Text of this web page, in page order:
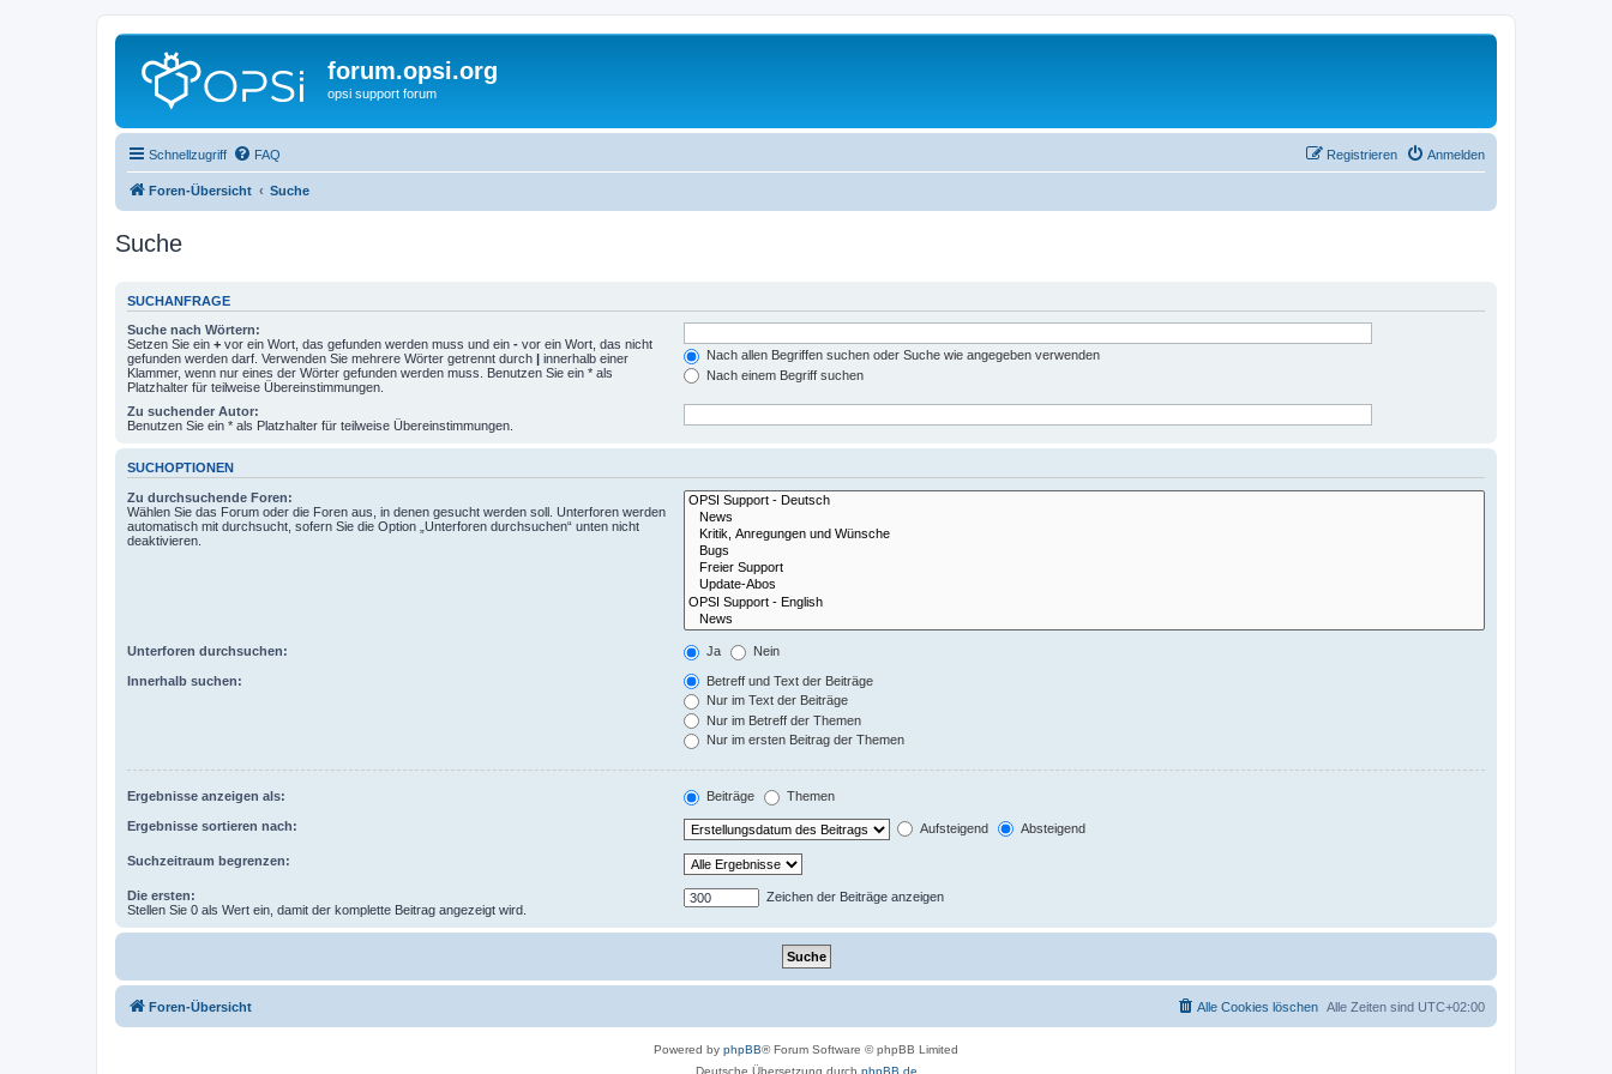
forum.opsi.org
opsi support forum
Schnellzugriff FAQ Anmelden
Registrieren
Foren-Übersicht Suche
Suche
SUCHANFRAGE
Suche nach Wörtern:
Setzen Sie ein + vor ein Wort, das gefunden werden muss und ein - vor ein Wort, das nicht
gefunden werden darf. Verwenden Sie mehrere Wörter getrennt durch | innerhalb einer
Klammer, wenn nur eines der Wörter gefunden werden muss. Benutzen Sie ein * als
Platzhalter für teilweise Übereinstimmungen.
Nach allen Begriffen suchen oder Suche wie angegeben verwenden
Nach einem Begriff suchen
Zu suchender Autor:
Benutzen Sie ein * als Platzhalter für teilweise Übereinstimmungen.
SUCHOPTIONEN
Zu durchsuchende Foren:
Wählen Sie das Forum oder die Foren aus, in denen gesucht werden soll. Unterforen werden
automatisch mit durchsucht, sofern Sie die Option „Unterforen durchsuchen“ unten nicht
deaktivieren.
Unterforen durchsuchen: Ja Nein
Innerhalb suchen:
Betreff und Text der Beiträge
Nur im Text der Beiträge
Nur im Betreff der Themen
Nur im ersten Beitrag der Themen
Ergebnisse anzeigen als: Beiträge Themen
Ergebnisse sortieren nach: Aufsteigend Absteigend
Suchzeitraum begrenzen:
Die ersten:
Stellen Sie 0 als Wert ein, damit der komplette Beitrag angezeigt wird.
Zeichen der Beiträge anzeigen
Foren-Übersicht Alle Zeiten sind UTC+02:00
Alle Cookies löschen
Powered by phpBB® Forum Software © phpBB Limited
Deutsche Übersetzung durch phpBB.de